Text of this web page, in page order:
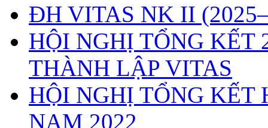
ĐH VITAS NK II
HỘI NGHỊ TỔNG
THÀNH LẬP VITAS
HỘI NGHỊ TỔNG KẾT
NAM 2022